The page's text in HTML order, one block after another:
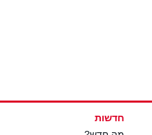
חדשות